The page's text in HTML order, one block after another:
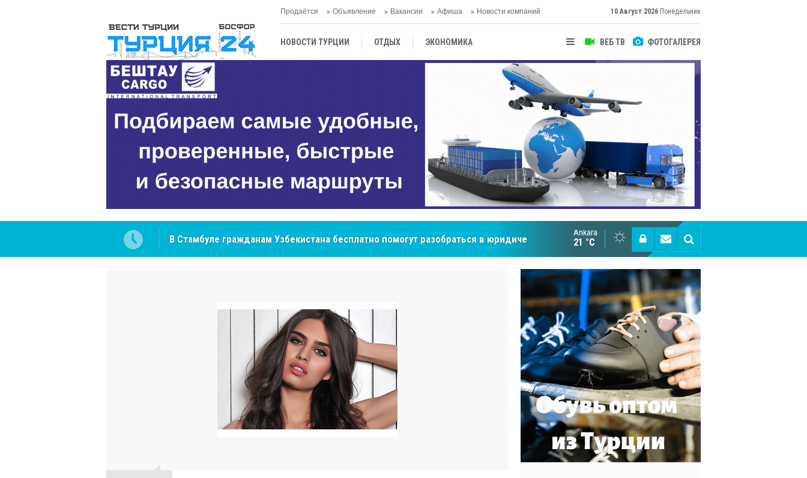
Продаётся Объявление Вакансии Афиша Новости компаний 10 Август 2026 Понедельник
ВЕБ ТВ ФОТОГАЛЕРЕЯ
НОВОСТИ ТУРЦИИ ОТДЫХ ЭКОНОМИКА
ЦЕНТРАЛЬНАЯ АЗИЯ
В Стамбуле гражданам Узбекистана бесплатно помогут разобраться в юридических
NCS Jeans: турецкий бренд, покоривший сердца покупателей Центральной Азии
Cottonhill покоряет мировые рынки
Ankara
21 °C